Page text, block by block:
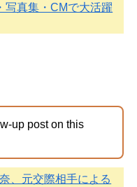
写真集・CMで大活躍
up post on this
、元交際相手による